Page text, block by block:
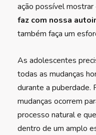
ação possível mostrar
faz com nossa
também faça um
As adolescentes
todas as mudanças
durante a puberdade.
mudanças ocorrem
processo natural e
dentro de um amplo